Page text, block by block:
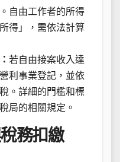
自由工作者的所得
得」，需依法計算
若自由接案收入達
利事業登記，並依
。詳細的門檻和標
局的相關規定。
務扣繳